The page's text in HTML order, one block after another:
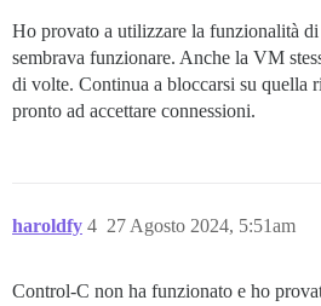
Ho provato a utilizzare la funzionalità
sembrava funzionare. Anche la VM
di volte. Continua a bloccarsi su quella
pronto ad accettare connessioni.
haroldfy 27 Agosto 2024, 5:51am
4
Control-C non ha funzionato e ho